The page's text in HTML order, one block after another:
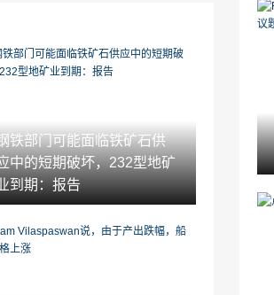
铁部门可能面临铁矿石供
中的短期破坏，232型地矿
到期：报告